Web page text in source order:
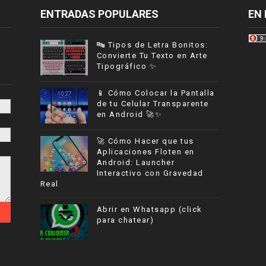
ENTRADAS POPULARES
🔤 Tipos de Letra Bonitos:
Convierte Tu Texto en Arte
Tipográfico ✨
📱 Cómo Colocar la Pantalla
de tu Celular Transparente
en Android 🚀✨
🚀 Cómo Hacer que tus
Aplicaciones Floten en
Android: Launcher
Interactivo con Gravedad
Real
Abrir en Whatsapp (click
para chatear)
EN